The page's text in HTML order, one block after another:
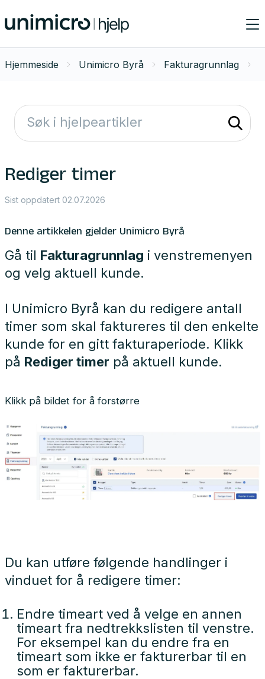
Hjemmeside Unimicro Byrå Fakturagrunnlag
Rediger timer
Sist oppdatert 02.07.2026
Denne artikkelen gjelder Unimicro Byrå
Gå til Fakturagrunnlag i venstremenyen
og velg aktuell kunde.
I Unimicro Byrå kan du redigere antall
timer som skal faktureres til den enkelte
kunde for en gitt fakturaperiode. Klikk
på Rediger timer på aktuell kunde.
Klikk på bildet for å forstørre
Du kan utføre følgende handlinger i
vinduet for å redigere timer:
Endre timeart ved å velge en annen
timeart fra nedtrekkslisten til venstre.
For eksempel kan du endre fra en
timeart som ikke er fakturerbar til en
som er fakturerbar.